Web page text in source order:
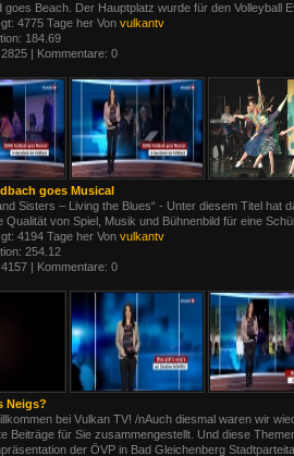
goes Beach. Der Hauptplatz wurde für den Volleyball
4775 Tage her Von vulkantv
184.69
| Kommentare: 0
goes Musical
Sisters – Living the Blues“ - Unter diesem Titel
Qualität von Spiel, Musik und Bühnenbild für eine
4194 Tage her Von vulkantv
254.12
| Kommentare: 0
Neigs?
bei Vulkan TV! /nAuch diesmal waren wir
Beiträge für Sie zusammengestellt. Und diese
der ÖVP in Bad Gleichenberg